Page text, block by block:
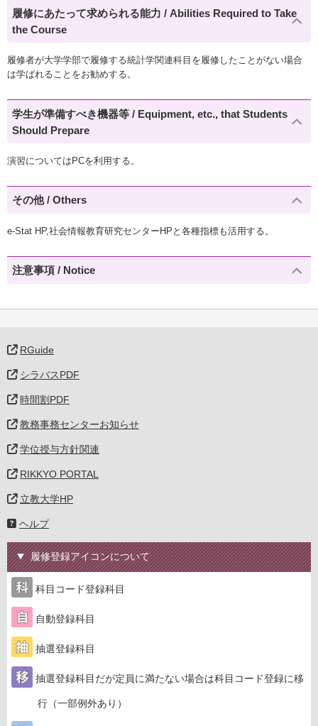
履修にあたって求められる能力 / Abilities Required to Take
the Course
履修者が大学学部で履修する統計学関連科目を履修したことがない場合
は学ばれることをお勧めする。
学生が準備すべき機器等 / Equipment, etc., that Students
Should Prepare
演習についてはPCを利用する。
その他 / Others
e-Stat HP,社会情報教育研究センターHPと各種指標も活用する。
注意事項 / Notice
RGuide
シラバスPDF
時間割PDF
教務事務センターお知らせ
学位授与方針関連
RIKKYO PORTAL
立教大学HP
ヘルプ
履修登録アイコンについて
科目コード登録科目
自動登録科目
抽選登録科目
抽選登録科目だが定員に満たない場合は科目コード登録に移
行（一部例外あり）